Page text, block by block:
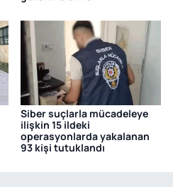
Siber suçlarla mücadeleye
ilişkin 15 ildeki
operasyonlarda yakalanan
93 kişi tutuklandı